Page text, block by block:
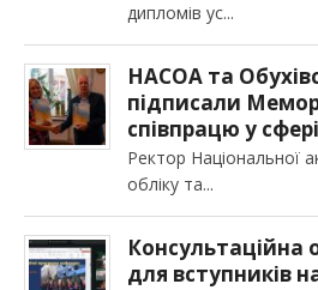
дипломів ус
НАСОА та
підписали
співпрацю у
Ректор Національної
обліку та
Консультаційна
для вступників